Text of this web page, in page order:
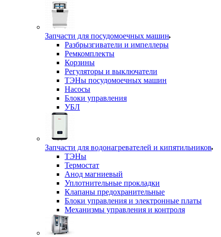
Запчасти для посудомоечных машин
Разбрызгиватели и импеллеры
Ремкомплекты
Корзины
Регуляторы и выключатели
ТЭНы посудомоечных машин
Насосы
Блоки управления
УБЛ
Запчасти для водонагревателей и кипятильников
ТЭНы
Термостат
Анод магниевый
Уплотнительные прокладки
Клапаны предохранительные
Блоки управления и электронные платы
Механизмы управления и контроля